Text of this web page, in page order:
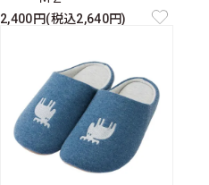
2,400円(税込2,640円)